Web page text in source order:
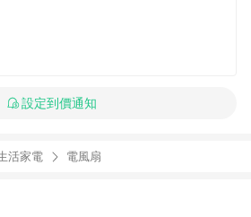
設定到價通知
活家電 電風扇